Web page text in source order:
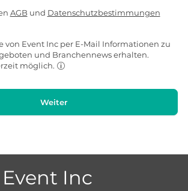
AGB und Datenschutzbestimmungen
von Event Inc per E-Mail Informationen zu
und Branchennews erhalten.
möglich.
Weiter
Event Inc